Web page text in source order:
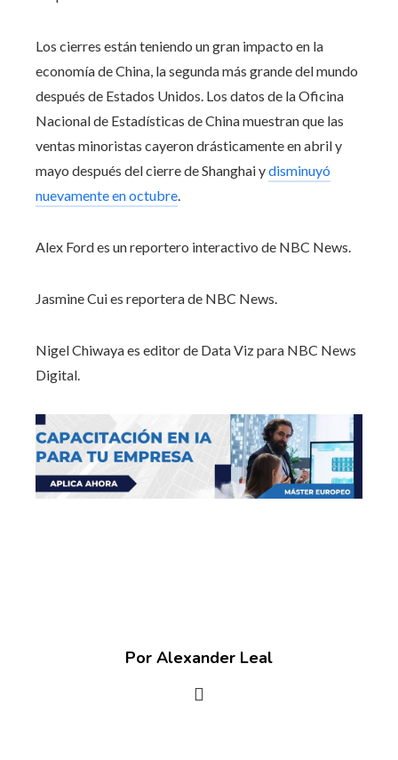
Los cierres están teniendo un gran impacto en la
economía de China, la segunda más grande del mundo
después de Estados Unidos. Los datos de la Oficina
Nacional de Estadísticas de China muestran que las
ventas minoristas cayeron drásticamente en abril y
mayo después del cierre de Shanghai ydisminuyó
nuevamente en octubre.
Alex Ford es un reportero interactivo de NBC News.
Jasmine Cui es reportera de NBC News.
Nigel Chiwaya es editor de Data Viz para NBC News
Digital.
Por Alexander Leal